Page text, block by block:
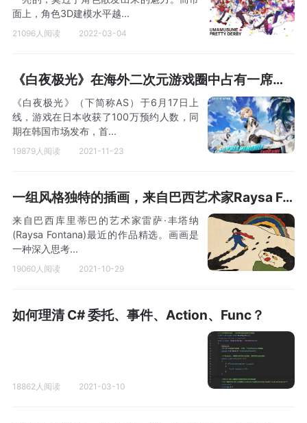
面上，角色3D建模水平越...
21096人阅读 2022-03-04
《白夜极光》在海外二次元游戏圈中占有一席之地
《白夜极光》（下简称AS）于6月17日上
线，游戏在日本收获了100万预约人数，同
期在韩国市场发布，首...
19879人阅读 2021-11-23
一组风格独特的插画，来自巴西艺术家Raysa Fontana！
来自巴西库里蒂巴的艺术家雷萨·丰塔纳
(Raysa Fontana)最近的作品精选。画画是
一种深入思考...
19060人阅读 2021-10-29
如何理清 C# 委托、事件、Action、Func？
18862人阅读 2021-03-10